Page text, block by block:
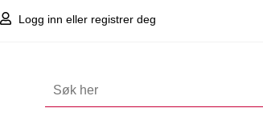
Logg inn eller registrer deg